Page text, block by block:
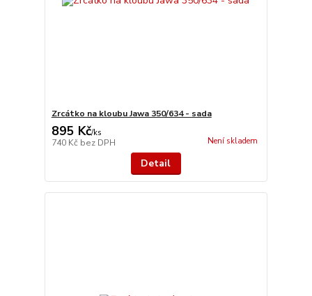
Zrcátko na kloubu Jawa 350/634 - sada
895 Kč/ks
740 Kč bez DPH Není skladem
Detail